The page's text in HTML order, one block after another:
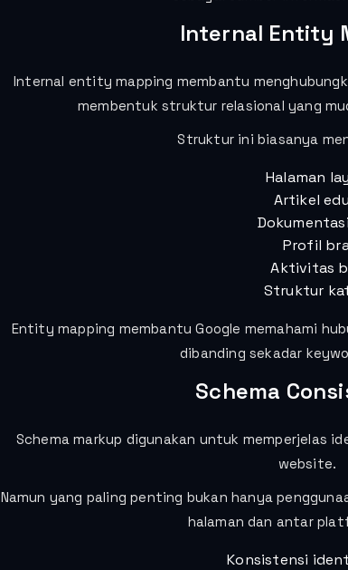
Internal Entity
Internal entity mapping membantu
membentuk struktur relasional yang
Struktur ini biasanya
Halaman
Artikel
Profil
Aktivitas
Struktur
Entity mapping membantu Google memahami
dibanding sekadar
Schema
Schema markup digunakan untuk memperjelas
website.
Namun yang paling penting bukan hanya
halaman dan antar
Konsistensi